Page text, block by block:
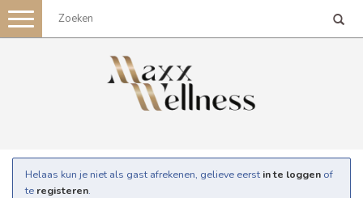
Toggle
navigation
Helaas kun je niet als gast afrekenen, gelieve eerst in te loggen of
te registeren.